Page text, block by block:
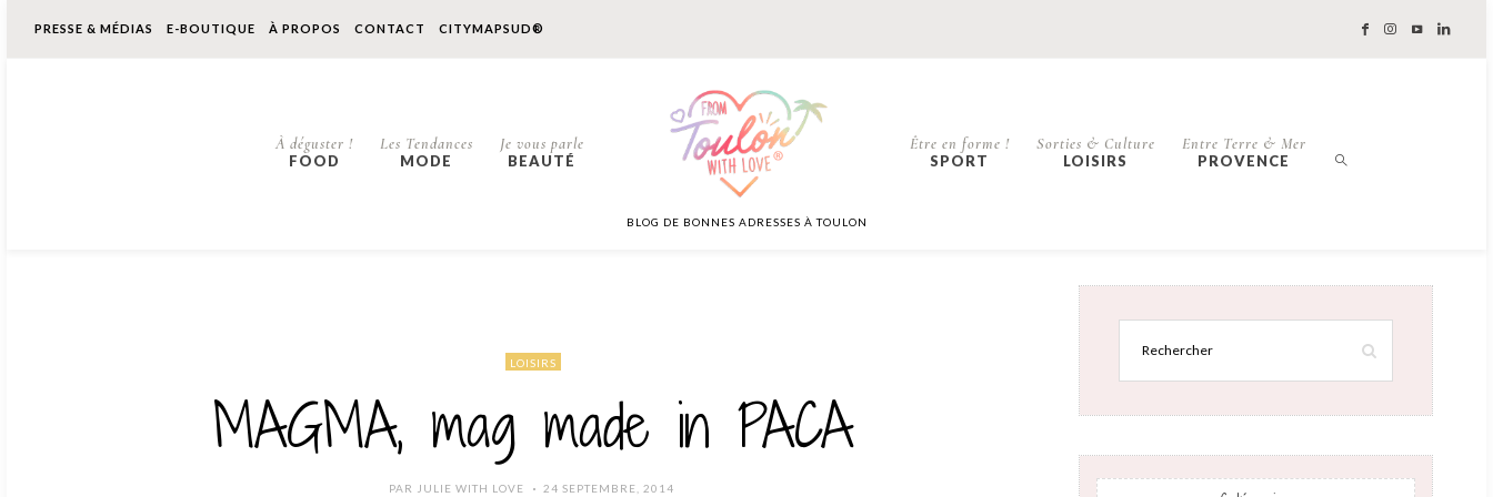
PRESSE & MÉDIAS E-BOUTIQUE À PROPOS CONTACT CITYMAPSUD®
À déguster !
FOOD
Les Tendances
MODE
Je vous parle
BEAUTÉ
BLOG DE BONNES ADRESSES À TOULON
Être en forme !
SPORT
Sorties & Culture
LOISIRS
Entre Terre & Mer
PROVENCE
LOISIRS
MAGMA, mag made in PACA
PAR JULIE WITH LOVE POSTED
24 SEPTEMBRE, 2014